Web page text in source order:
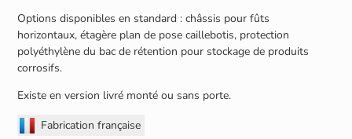
Options disponibles en standard : châssis pour fûts
horizontaux, étagère plan de pose caillebotis, protection
polyéthylène du bac de rétention pour stockage de produits
corrosifs.
Existe en version livré monté ou sans porte.
Fabrication française